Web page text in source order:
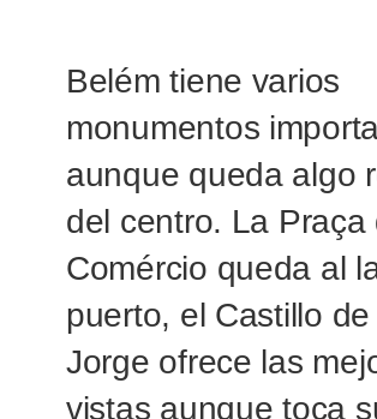
Belém tiene varios
monumentos
aunque queda algo
del centro. La Praça
Comércio queda al
puerto, el Castillo
Jorge ofrece las
vistas aunque toca